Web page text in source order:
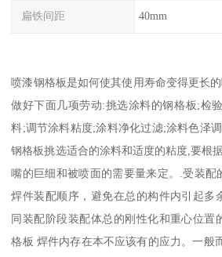
扁铁间距 40mm
喷漆钢格板是如何使其使用寿命变得更长
做好下面几项劳动:挑选涂料的钢格板;检
料;调节涂料粘度;涂料净化过滤;涂料色泽
钢格板挑选适合的涂料和适度的粘度,要根
嘴的巨细和被喷面的需要量来定。.受装配
焊件装配顺序，避免在总的构件内引起多
同装配阶段装配体总的刚性化和重心位置
格板 焊件内存在本不应该有的应力。一般